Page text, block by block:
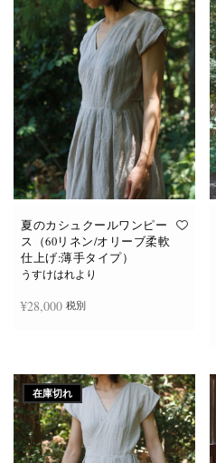
選
択
で
き
ま
す
に
は
複
数
の
バ
リ
エ
ー
シ
ョ
ン
が
あ
り
ま
オ
プ
シ
ョ
ら
選
択
で
き
ま
す
夏のカシュクールワンピー
ス（60リネン/オリーブ柔軟
仕上げ:薄手タイプ）
うすけはれより
¥28,000 税別
在庫切れ